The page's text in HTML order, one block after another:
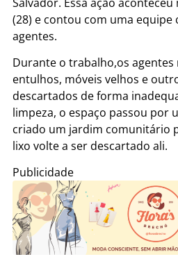
(28) e contou com uma
agentes.
Durante o trabalho,os agentes
entulhos, móveis velhos e
descartados de forma
limpeza, o espaço passou por
criado um jardim comunitário
lixo volte a ser descartado ali.
Publicidade